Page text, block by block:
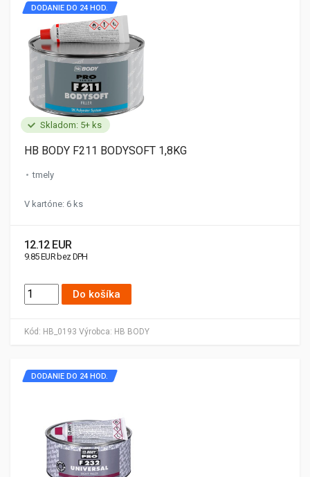
Skladom: 5+ ks
Kód: HB_0193 Výrobca: HB BODY
DODANIE DO 24 HOD.
HB BODY F211 BODYSOFT 1,8KG
tmely
V kartóne: 6 ks
12.12 EUR
9.85 EUR bez DPH
Do košíka
DODANIE DO 24 HOD.